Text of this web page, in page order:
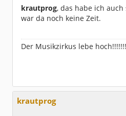
Beiträge:
17570
Dabei seit:
04 / 2006
krautprog, das habe ich
war da noch keine Zeit.
Der Musikzirkus lebe
krautprog